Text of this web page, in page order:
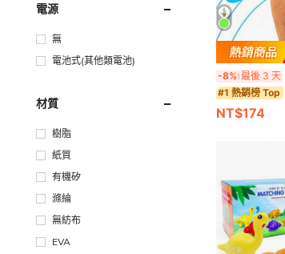
電源
無
電池式(其他類電池)
材質
樹脂
紙質
有機矽
滌綸
無紡布
EVA
-8% 最後 3 天
#1 熱銷榜 Top
NT$174